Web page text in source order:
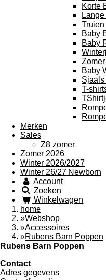
Korte
Truien
Baby
Baby
Baby
Sjaals
T-
Merken
Sales
Z8 zomer
Zomer 2026
Winter 2026/2027
Winter 26/27 Newborn
Account
Zoeken
Winkelwagen
home
»Webshop
»Accessoires
»Rubens Barn Poppen
Rubens Barn Poppen
Contact
Adres gegevens